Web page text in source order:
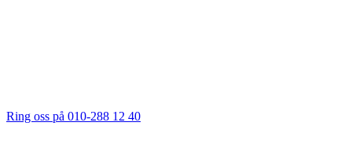
Ring oss på 010-288 12 40